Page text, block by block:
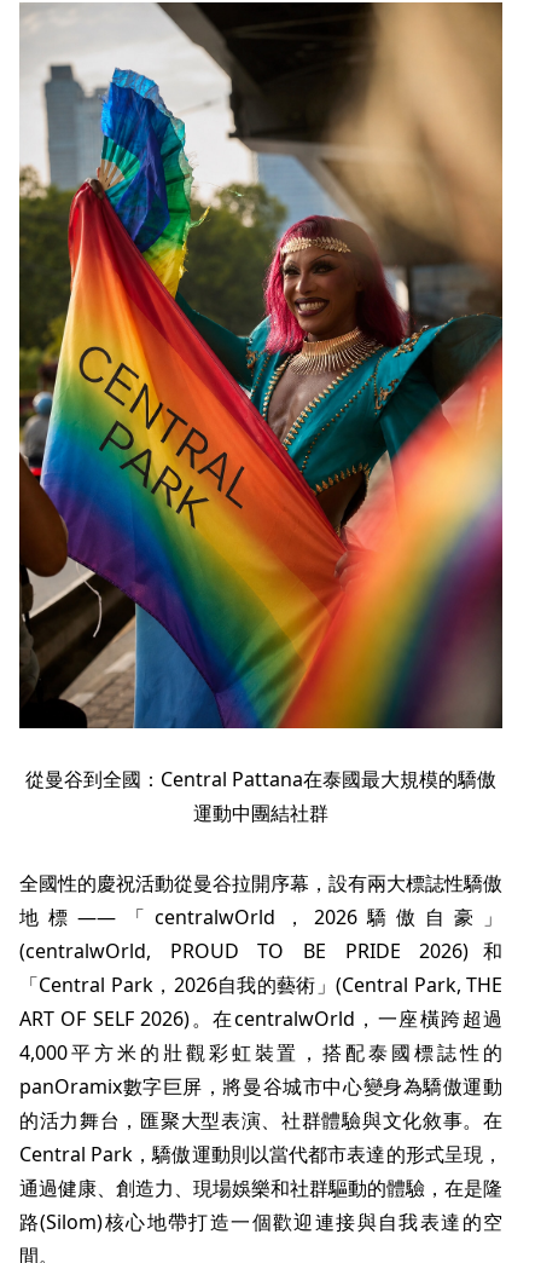
從曼谷到全國：Central Pattana在泰國最大規模的驕傲
運動中團結社群
全國性的慶祝活動從曼谷拉開序幕，設有兩大標誌性驕傲
地標——「centralwOrld，2026驕傲自豪」
(centralwOrld, PROUD TO BE PRIDE 2026)和
「Central Park，2026自我的藝術」(Central Park, THE
ART OF SELF 2026)。在centralwOrld，一座橫跨超過
4,000平方米的壯觀彩虹裝置，搭配泰國標誌性的
panOramix數字巨屏，將曼谷城市中心變身為驕傲運動
的活力舞台，匯聚大型表演、社群體驗與文化敘事。在
Central Park，驕傲運動則以當代都市表達的形式呈現，
通過健康、創造力、現場娛樂和社群驅動的體驗，在是隆
路(Silom)核心地帶打造一個歡迎連接與自我表達的空
間。